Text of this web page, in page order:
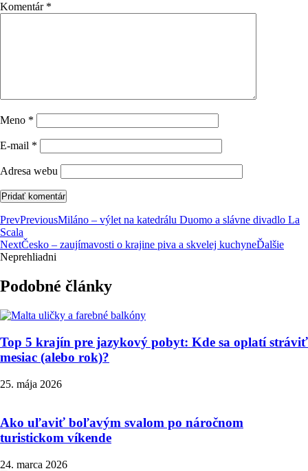
Komentár *
Meno *
E-mail *
Adresa webu
PrevPreviousMiláno – výlet na katedrálu Duomo a slávne divadlo La
Scala
NextČesko – zaujímavosti o krajine piva a skvelej kuchyneĎalšie
Neprehliadni
Podobné články
Top 5 krajín pre jazykový pobyt: Kde sa oplatí stráviť
mesiac (alebo rok)?
25. mája 2026
Ako uľaviť boľavým svalom po náročnom
turistickom víkende
24. marca 2026